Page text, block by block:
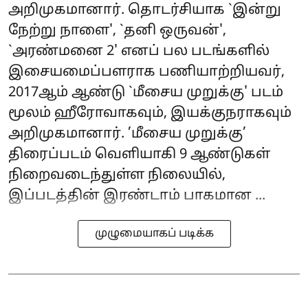
அறிமுகமானார். தொடர்சியாக `இன்று
நேற்று நாளை', `தனி ஒருவன்',
`அரண்மனை 2' எனப் பல படங்களில்
இசையமைப்பளராக பணியாற்றியவர்,
2017ஆம் ஆண்டு `மீசைய முறுக்கு' படம்
மூலம் ஹீரோவாகவும், இயக்குநராகவும்
அறிமுகமானார். ’மீசைய முறுக்கு’
திரைப்படம் வெளியாகி 9 ஆண்டுகள்
நிறைவடைந்துள்ள நிலையில்,
இப்படத்தின் இரண்டாம் பாகமான ...
முழுமையாகப் படிக்க